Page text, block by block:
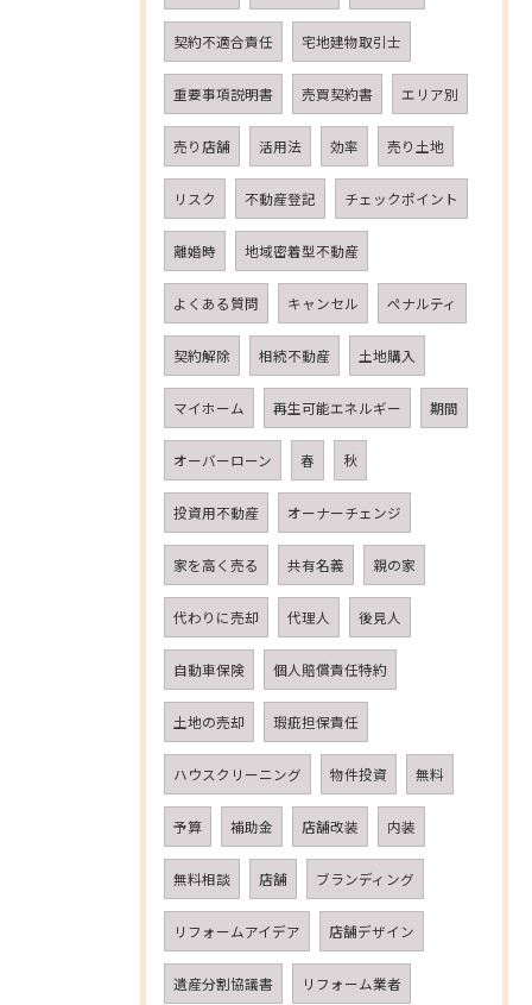
契約不適合責任 宅地建物取引士
重要事項説明書 売買契約書 エリア別
売り店舗 活用法 効率 売り土地
リスク 不動産登記 チェックポイント
離婚時 地域密着型不動産
よくある質問 キャンセル ペナルティ
契約解除 相続不動産 土地購入
マイホーム 再生可能エネルギー 期間
オーバーローン 春 秋
投資用不動産 オーナーチェンジ
家を高く売る 共有名義 親の家
代わりに売却 代理人 後見人
自動車保険 個人賠償責任特約
土地の売却 瑕疵担保責任
ハウスクリーニング 物件投資 無料
予算 補助金 店舗改装 内装
無料相談 店舗 ブランディング
リフォームアイデア 店舗デザイン
遺産分割協議書 リフォーム業者